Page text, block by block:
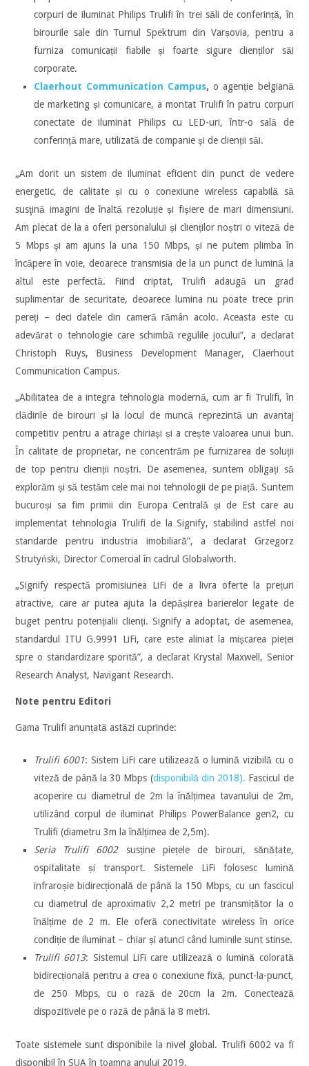
corpuri de iluminat Philips Trulifi în trei săli de conferință, în
birourile sale din Turnul Spektrum din Varșovia, pentru a
furniza comunicații fiabile și foarte sigure clienților săi
corporate.
Claerhout Communication Campus,o agenție belgiană
de marketing și comunicare, a montat Trulifi în patru corpuri
conectate de iluminat Philips cu LED-uri, într-o sală de
conferință mare, utilizată de companie și de clienții săi.
„Am dorit un sistem de iluminat eficient din punct de vedere
energetic, de calitate și cu o conexiune wireless capabilă să
susţină imagini de înaltă rezoluție și fișiere de mari dimensiuni.
Am plecat de la a oferi personalului și clienților noștri o viteză de
5 Mbps şi am ajuns la una 150 Mbps, și ne putem plimba în
încăpere în voie, deoarece transmisia de la un punct de lumină la
altul este perfectă. Fiind criptat, Trulifi adaugă un grad
suplimentar de securitate, deoarece lumina nu poate trece prin
pereți – deci datele din cameră rămân acolo. Aceasta este cu
adevărat o tehnologie care schimbă regulile jocului”, a declarat
Christoph Ruys, Business Development Manager, Claerhout
Communication Campus.
„Abilitatea de a integra tehnologia modernă, cum ar fi Trulifi, în
clădirile de birouri și la locul de muncă reprezintă un avantaj
competitiv pentru a atrage chiriași și a crește valoarea unui bun.
În calitate de proprietar, ne concentrăm pe furnizarea de soluții
de top pentru clienții noștri. De asemenea, suntem obligați să
explorăm și să testăm cele mai noi tehnologii de pe piață. Suntem
bucuroși sa fim primii din Europa Centrală și de Est care au
implementat tehnologia Trulifi de la Signify, stabilind astfel noi
standarde pentru industria imobiliară”, a declarat Grzegorz
Strutyński, Director Comercial în cadrul Globalworth.
„Signify respectă promisiunea LiFi de a livra oferte la prețuri
atractive, care ar putea ajuta la depășirea barierelor legate de
buget pentru potențialii clienți. Signify a adoptat, de asemenea,
standardul ITU G.9991 LiFi, care este aliniat la mișcarea pieței
spre o standardizare sporită”, a declarat Krystal Maxwell, Senior
Research Analyst, Navigant Research.
Note pentru Editori
Gama Trulifi anunțată astăzi cuprinde:
Trulifi 6001: Sistem LiFi care utilizează o lumină vizibilă cu o
viteză de până la 30 Mbps (disponibilă din 2018). Fascicul de
acoperire cu diametrul de 2m la înălțimea tavanului de 2m,
utilizând corpul de iluminat Philips PowerBalance gen2, cu
Trulifi (diametru 3m la înălțimea de 2,5m).
Seria Trulifi 6002susține piețele de birouri, sănătate,
ospitalitate și transport. Sistemele LiFi folosesc lumină
infraroșie bidirecțională de până la 150 Mbps, cu un fascicul
cu diametrul de aproximativ 2,2 metri pe transmițător la o
înălțime de 2 m. Ele oferă conectivitate wireless în orice
condiție de iluminat – chiar și atunci când luminile sunt stinse.
Trulifi 6013: Sistemul LiFi care utilizează o lumină colorată
bidirecțională pentru a crea o conexiune fixă, punct-la-punct,
de 250 Mbps, cu o rază de 20cm la 2m. Conectează
dispozitivele pe o rază de până la 8 metri.
Toate sistemele sunt disponibile la nivel global. Trulifi 6002 va fi
disponibil în SUA în toamna anului 2019.